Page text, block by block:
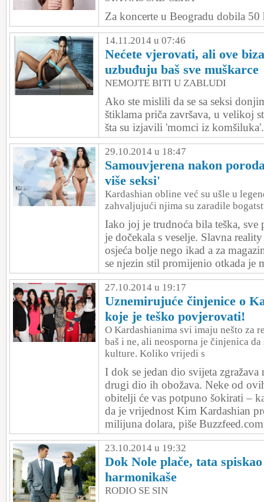
Za koncerte u Beogradu dobila 50
14.11.2014 u 07:46
Nećete vjerovati, ali ove
uzbuđuju baš sve muškarce
NEMOJTE BITI U ZABLUDI
Ako ste mislili da se sa seksi
štiklama priča završava, u velikoj
šta su izjavili 'momci iz
29.10.2014 u 18:47
Samouvjerena nakon
više seksi'
Kardashian obline već su ušle u
zahvaljujući njima su zaradile
Iako joj je trudnoća bila teška,
je dočekala s veselje. Slavna
osjeća bolje nego ikad a za
se njezin stil promijenio otkada je
27.10.2014 u 19:17
Uznemirujuće činjenice o
koje je teško povjerovati!
O Kardashianima svi imaju nešto za
baš i ne, ali neosporna je činjenica
kulture. Koliko vrijedi s
I dok se jedan dio svijeta zgražava
drugi dio ih obožava. Neke od
obitelji će vas potpuno šokirati –
da je vrijednost Kim Kardashian
milijuna dolara, piše
23.10.2014 u 19:32
Dok Nole plače, tata
harmonikaše
RODIO SE SIN